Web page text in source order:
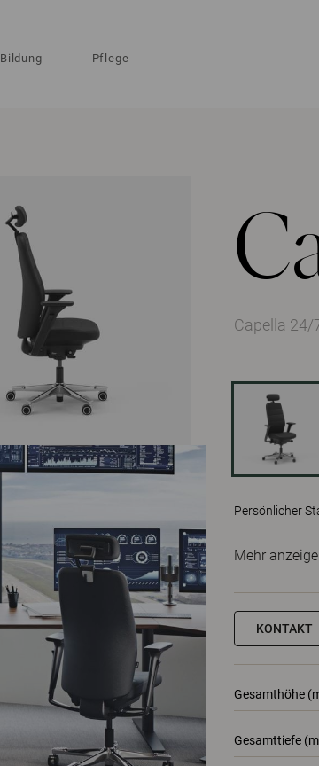
Bildung Pflege
Capella 24/
Persönlicher
Mehr
KONTAKT
Gesamthöhe
Gesamttiefe